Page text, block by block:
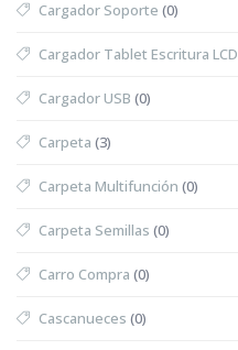
Cargador Soporte (0)
Cargador Tablet Escritura LCD
Cargador USB (0)
Carpeta (3)
Carpeta Multifunción (0)
Carpeta Semillas (0)
Carro Compra (0)
Cascanueces (0)